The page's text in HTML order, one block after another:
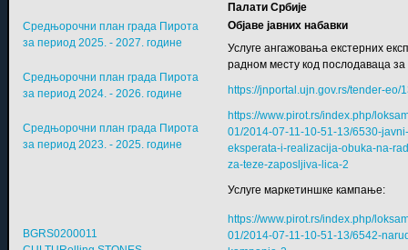
Палати Србије
Објаве јавних набавки
Услуге ангажовања екстерних
радном месту код послодаваца
https://jnportal.ujn.gov.rs/tender-eo/
https://www.pirot.rs/index.php/
01/2014-07-11-10-51-13/6530-
eksperata-i-realizacija-obuka-na-
za-teze-zaposljiva-lica-2
Услуге маркетиншке кампање:
https://www.pirot.rs/index.php/
01/2014-07-11-10-51-13/6542-
Средњорочни план града Пирота
за период 2025. - 2027. године
Средњорочни план града Пирота
за период 2024. - 2026. године
Средњорочни план града Пирота
за период 2023. - 2025. године
BGRS0200011